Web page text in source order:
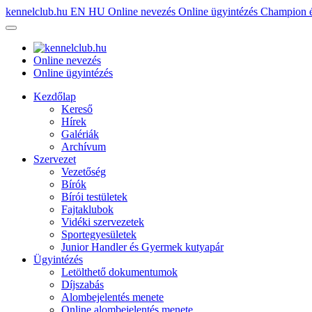
kennelclub.hu EN HU Online nevezés Online ügyintézés Champion
Online nevezés
Online ügyintézés
Kezdőlap
Kereső
Hírek
Galériák
Archívum
Szervezet
Vezetőség
Bírók
Bírói testületek
Fajtaklubok
Vidéki szervezetek
Sportegyesületek
Junior Handler és Gyermek kutyapár
Ügyintézés
Letölthető dokumentumok
Díjszabás
Alombejelentés menete
Online alombejelentés menete